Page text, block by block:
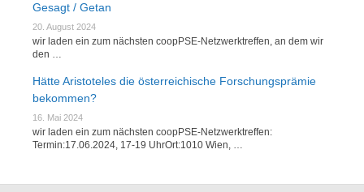
Gesagt / Getan
20. August 2024
wir laden ein zum nächsten coopPSE-Netzwerktreffen, an dem wir
den …
Hätte Aristoteles die österreichische Forschungsprämie
bekommen?
16. Mai 2024
wir laden ein zum nächsten coopPSE-Netzwerktreffen:
Termin:17.06.2024, 17-19 UhrOrt:1010 Wien, …